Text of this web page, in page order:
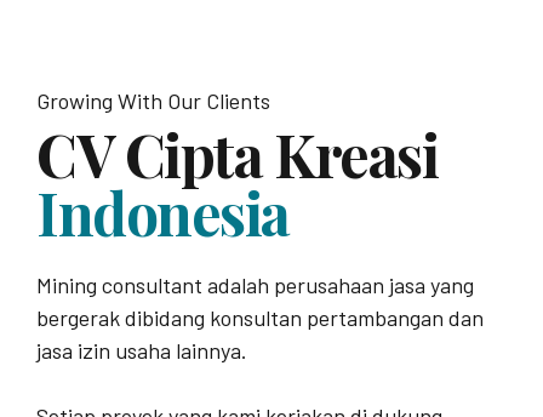
CV Cipta Kreasi
Indonesia
bergerak dibidang konsultan pertambangan dan
jasa izin usaha lainnya.